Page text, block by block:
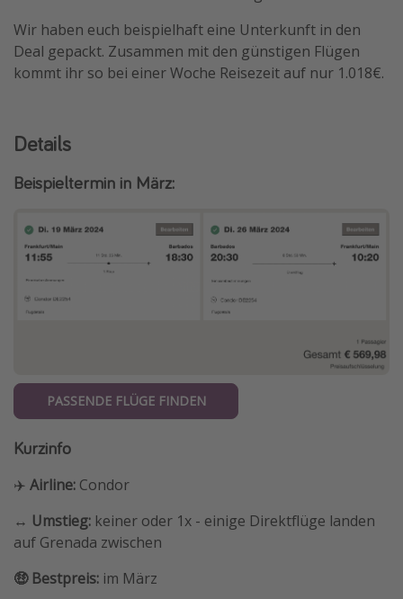
Wir haben euch beispielhaft eine Unterkunft in den
Deal gepackt. Zusammen mit den günstigen Flügen
kommt ihr so bei einer Woche Reisezeit auf nur 1.018€.
Details
Beispieltermin in März:
PASSENDE FLÜGE FINDEN
Kurzinfo
✈️ Airline: Condor
↔️ Umstieg: keiner oder 1x - einige Direktflüge landen
auf Grenada zwischen
🤑 Bestpreis: im März